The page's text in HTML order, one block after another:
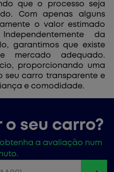
que o processo seja
Com apenas alguns
o valor estimado
da
garantimos que existe
mercado adequado.
proporcionando uma
seu carro transparente e
e comodidade.
o seu carro?
a avaliação num